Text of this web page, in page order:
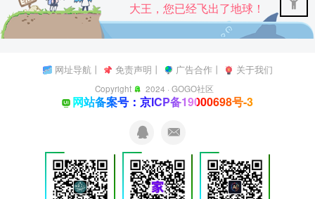
大王，您已经飞出了地球！
网址导航 丨 免责声明 丨 广告合作丨 关于我们
Copyright 2024 ·GOGO社区
网站备案号：京ICP备19000698号-3